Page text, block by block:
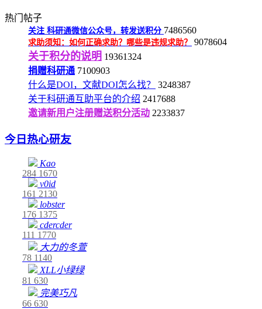
热门帖子
关注 科研通微信公众号，转发送积分 7486560
求助须知：如何正确求助？哪些是违规求助？ 9078604
关于积分的说明 19361324
捐赠科研通 7100903
什么是DOI，文献DOI怎么找？
3248387
关于科研通互助平台的介绍 2417688
邀请新用户注册赠送积分活动 2233837
今日热心研友
Kao
284 1670
v0id
161 2130
lobster
176 1375
cdercder
111 1770
大力的冬萱
78 1140
XLL小绿绿
81 630
完美巧凡
66 630